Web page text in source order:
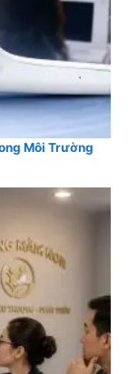
Môi Trường